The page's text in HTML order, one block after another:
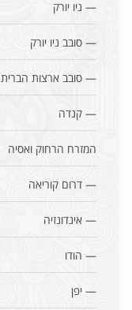
— ניו יורק
— סובב ניו יורק
— סובב ארצות הברית
— קנדה
המזרח הרחוק ואסיה
— דרום קוריאה
— אינדונזיה
— הודו
— יפן